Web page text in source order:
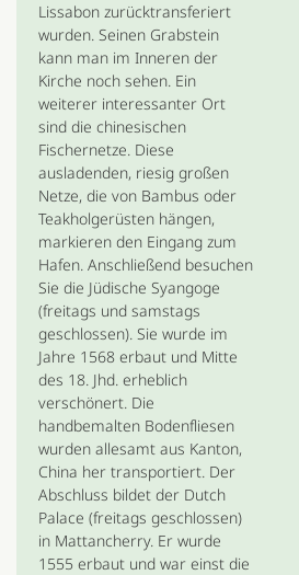
Lissabon zurücktransferiert
wurden. Seinen Grabstein
kann man im Inneren der
Kirche noch sehen. Ein
weiterer interessanter Ort
sind die chinesischen
Fischernetze. Diese
ausladenden, riesig großen
Netze, die von Bambus oder
Teakholgerüsten hängen,
markieren den Eingang zum
Hafen. Anschließend besuchen
Sie die Jüdische Syangoge
(freitags und samstags
geschlossen). Sie wurde im
Jahre 1568 erbaut und Mitte
des 18. Jhd. erheblich
verschönert. Die
handbemalten Bodenfliesen
wurden allesamt aus Kanton,
China her transportiert. Der
Abschluss bildet der Dutch
Palace (freitags geschlossen)
in Mattancherry. Er wurde
1555 erbaut und war einst die